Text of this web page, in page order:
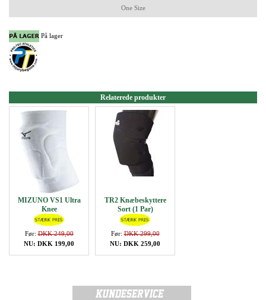
One Size
På lager
Relaterede produkter
MIZUNO VS1 Ultra
Knee
Før:DKK 249,00
NU: DKK 199,00
TR2 Knæbeskyttere
Sort (1 Par)
Før:DKK 299,00
NU: DKK 259,00